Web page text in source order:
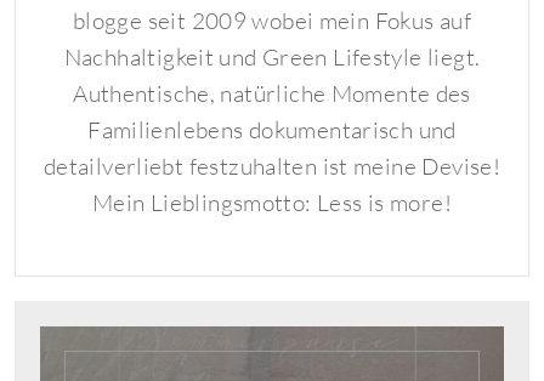
blogge seit 2009 wobei mein Fokus auf
Nachhaltigkeit und Green Lifestyle liegt.
Authentische, natürliche Momente des
Familienlebens dokumentarisch und
detailverliebt festzuhalten ist meine Devise!
Mein Lieblingsmotto: Less is more!